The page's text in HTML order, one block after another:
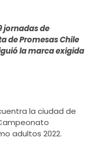
jornadas de
de Promesas Chile
la marca exigida
la ciudad de
adultos 2022.